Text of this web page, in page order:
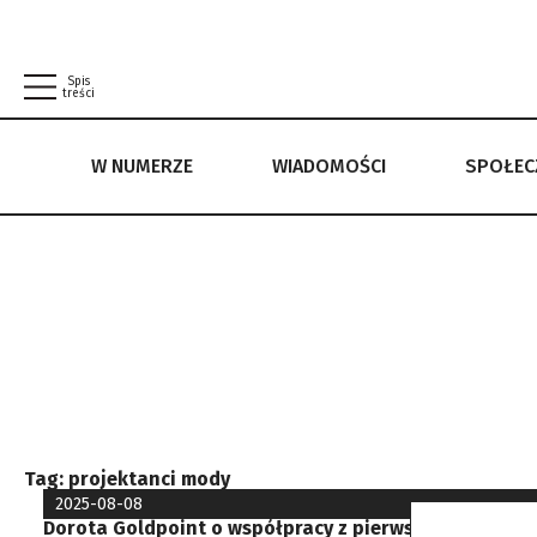
Spis
treści
W NUMERZE WIADOMOŚCI
W NUMERZE WIADOMOŚCI SPOŁECZEŃSTWO
Tag: projektanci mody
2025-08-08
Dorota Goldpoint o współpracy z pierwszą damą.